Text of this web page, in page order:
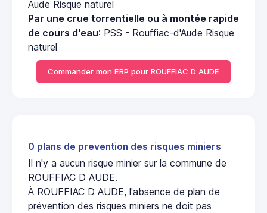
Aude Risque naturel
Par une crue torrentielle ou à montée rapide
de cours d'eau: PSS - Rouffiac-d'Aude Risque
naturel
Commander mon ERP pour ROUFFIAC D AUDE
0 plans de prevention des risques miniers
Il n'y a aucun risque minier sur la commune de
ROUFFIAC D AUDE.
À ROUFFIAC D AUDE, l'absence de plan de
prévention des risques miniers ne doit pas